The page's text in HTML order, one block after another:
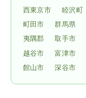
西東京市
睦沢町
町田市
群馬県
夷隅郡
取手市
越谷市
富津市
館山市
深谷市